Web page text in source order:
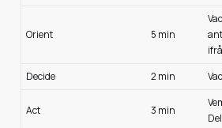
Orient 5 min
Decide
2 min
Act 3 min